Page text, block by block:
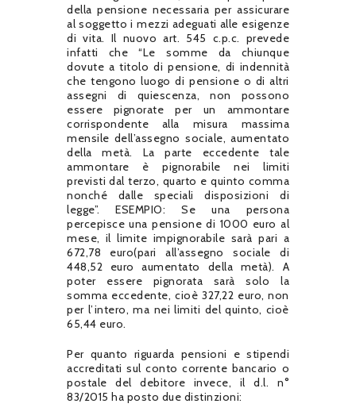
della pensione necessaria per assicurare
al soggetto i mezzi adeguati alle esigenze
di vita. Il nuovo art. 545 c.p.c. prevede
infatti che “Le somme da chiunque
dovute a titolo di pensione, di indennità
che tengono luogo di pensione o di altri
assegni di quiescenza, non possono
essere pignorate per un ammontare
corrispondente alla misura massima
mensile dell’assegno sociale, aumentato
della metà. La parte eccedente tale
ammontare è pignorabile nei limiti
previsti dal terzo, quarto e quinto comma
nonché dalle speciali disposizioni di
legge”. ESEMPIO: Se una persona
percepisce una pensione di 1000 euro al
mese, il limite impignorabile sarà pari a
672,78 euro(pari all’assegno sociale di
448,52 euro aumentato della metà). A
poter essere pignorata sarà solo la
somma eccedente, cioè 327,22 euro, non
per l’intero, ma nei limiti del quinto, cioè
65,44 euro.
Per quanto riguarda pensioni e stipendi
accreditati sul conto corrente bancario o
postale del debitore invece, il d.l. n°
83/2015 ha posto due distinzioni: